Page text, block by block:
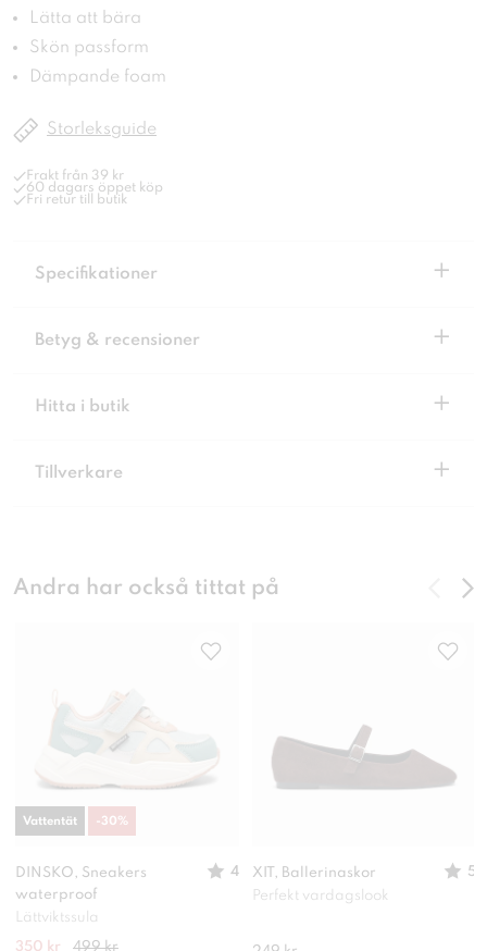
Lätta att bära
Skön passform
Dämpande foam
Storleksguide
Frakt från 39 kr
60 dagars öppet köp
Fri retur till butik
Specifikationer +
Betyg & recensioner +
Hitta i butik +
Tillverkare +
Andra har också tittat på
DINSKO, Sneakers
waterproof
4
Lättviktssula
350 kr 499 kr
Vattentät -30%
XIT, Ballerinaskor
5
Perfekt vardagslook